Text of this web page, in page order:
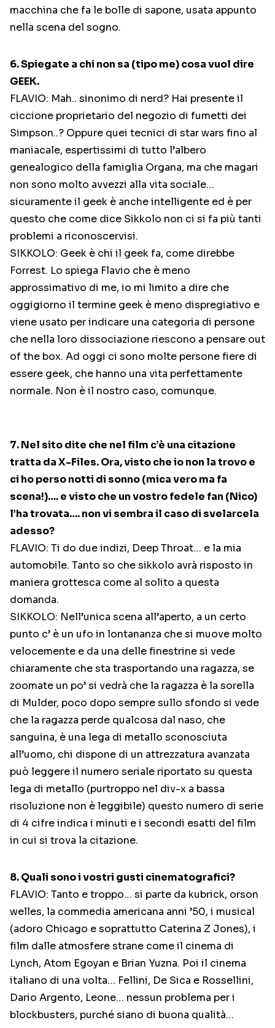
macchina che fa le bolle di sapone, usata appunto
nella scena del sogno.
6. Spiegate a chi non sa (tipo me) cosa vuol dire
GEEK.
FLAVIO: Mah.. sinonimo di nerd? Hai presente il
ciccione proprietario del negozio di fumetti dei
Simpson..? Oppure quei tecnici di star wars fino al
maniacale, espertissimi di tutto l’albero
genealogico della famiglia Organa, ma che magari
non sono molto avvezzi alla vita sociale…
sicuramente il geek è anche intelligente ed è per
questo che come dice Sikkolo non ci si fa più tanti
problemi a riconoscervisi.
SIKKOLO: Geek è chi il geek fa, come direbbe
Forrest. Lo spiega Flavio che è meno
approssimativo di me, io mi limito a dire che
oggigiorno il termine geek è meno dispregiativo e
viene usato per indicare una categoria di persone
che nella loro dissociazione riescono a pensare out
of the box. Ad oggi ci sono molte persone fiere di
essere geek, che hanno una vita perfettamente
normale. Non è il nostro caso, comunque.
7. Nel sito dite che nel film c’è una citazione
tratta da X-Files. Ora, visto che io non la trovo e
ci ho perso notti di sonno (mica vero ma fa
scena!)…. e visto che un vostro fedele fan (Nico)
l’ha trovata…. non vi sembra il caso di svelarcela
adesso?
FLAVIO: Ti do due indizi, Deep Throat… e la mia
automobile. Tanto so che sikkolo avrà risposto in
maniera grottesca come al solito a questa
domanda.
SIKKOLO: Nell’unica scena all’aperto, a un certo
punto c’ è un ufo in lontananza che si muove molto
velocemente e da una delle finestrine si vede
chiaramente che sta trasportando una ragazza, se
zoomate un po’ si vedrà che la ragazza è la sorella
di Mulder, poco dopo sempre sullo sfondo si vede
che la ragazza perde qualcosa dal naso, che
sanguina, è una lega di metallo sconosciuta
all’uomo, chi dispone di un attrezzatura avanzata
può leggere il numero seriale riportato su questa
lega di metallo (purtroppo nel div-x a bassa
risoluzione non è leggibile) questo numero di serie
di 4 cifre indica i minuti e i secondi esatti del film
in cui si trova la citazione.
8. Quali sono i vostri gusti cinematografici?
FLAVIO: Tanto e troppo… si parte da kubrick, orson
welles, la commedia americana anni ’50, i musical
(adoro Chicago e soprattutto Caterina Z Jones), i
film dalle atmosfere strane come il cinema di
Lynch, Atom Egoyan e Brian Yuzna. Poi il cinema
italiano di una volta… Fellini, De Sica e Rossellini,
Dario Argento, Leone… nessun problema per i
blockbusters, purché siano di buona qualità…